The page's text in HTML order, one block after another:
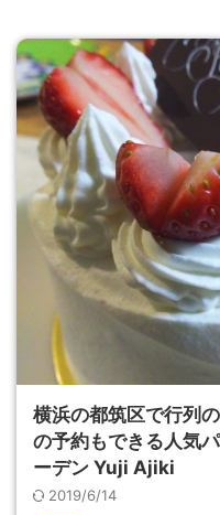
横浜の都筑区で行列
の予約もできる人気
ーデン Yuji Ajiki
2019/6/14